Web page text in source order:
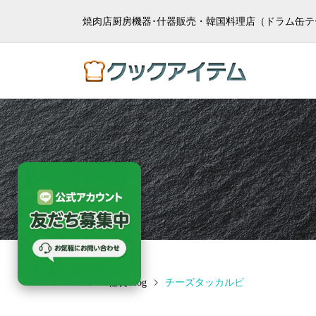
焼肉店厨房機器･什器販売・韓国料理店（ドラム缶
社長Blog チーズタッカルビ